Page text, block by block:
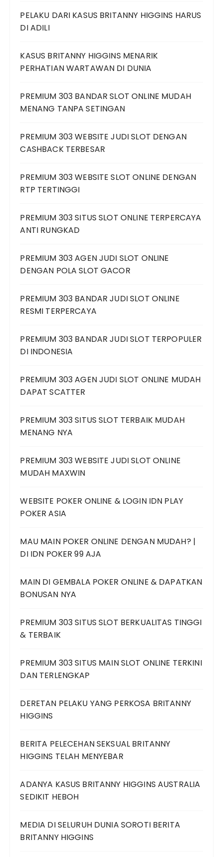
PELAKU DARI KASUS BRITANNY HIGGINS HARUS
DI ADILI
KASUS BRITANNY HIGGINS MENARIK
PERHATIAN WARTAWAN DI DUNIA
PREMIUM 303 BANDAR SLOT ONLINE MUDAH
MENANG TANPA SETINGAN
PREMIUM 303 WEBSITE JUDI SLOT DENGAN
CASHBACK TERBESAR
PREMIUM 303 WEBSITE SLOT ONLINE DENGAN
RTP TERTINGGI
PREMIUM 303 SITUS SLOT ONLINE TERPERCAYA
ANTI RUNGKAD
PREMIUM 303 AGEN JUDI SLOT ONLINE
DENGAN POLA SLOT GACOR
PREMIUM 303 BANDAR JUDI SLOT ONLINE
RESMI TERPERCAYA
PREMIUM 303 BANDAR JUDI SLOT TERPOPULER
DI INDONESIA
PREMIUM 303 AGEN JUDI SLOT ONLINE MUDAH
DAPAT SCATTER
PREMIUM 303 SITUS SLOT TERBAIK MUDAH
MENANG NYA
PREMIUM 303 WEBSITE JUDI SLOT ONLINE
MUDAH MAXWIN
WEBSITE POKER ONLINE & LOGIN IDN PLAY
POKER ASIA
MAU MAIN POKER ONLINE DENGAN MUDAH? |
DI IDN POKER 99 AJA
MAIN DI GEMBALA POKER ONLINE & DAPATKAN
BONUSAN NYA
PREMIUM 303 SITUS SLOT BERKUALITAS TINGGI
& TERBAIK
PREMIUM 303 SITUS MAIN SLOT ONLINE TERKINI
DAN TERLENGKAP
DERETAN PELAKU YANG PERKOSA BRITANNY
HIGGINS
BERITA PELECEHAN SEKSUAL BRITANNY
HIGGINS TELAH MENYEBAR
ADANYA KASUS BRITANNY HIGGINS AUSTRALIA
SEDIKIT HEBOH
MEDIA DI SELURUH DUNIA SOROTI BERITA
BRITANNY HIGGINS